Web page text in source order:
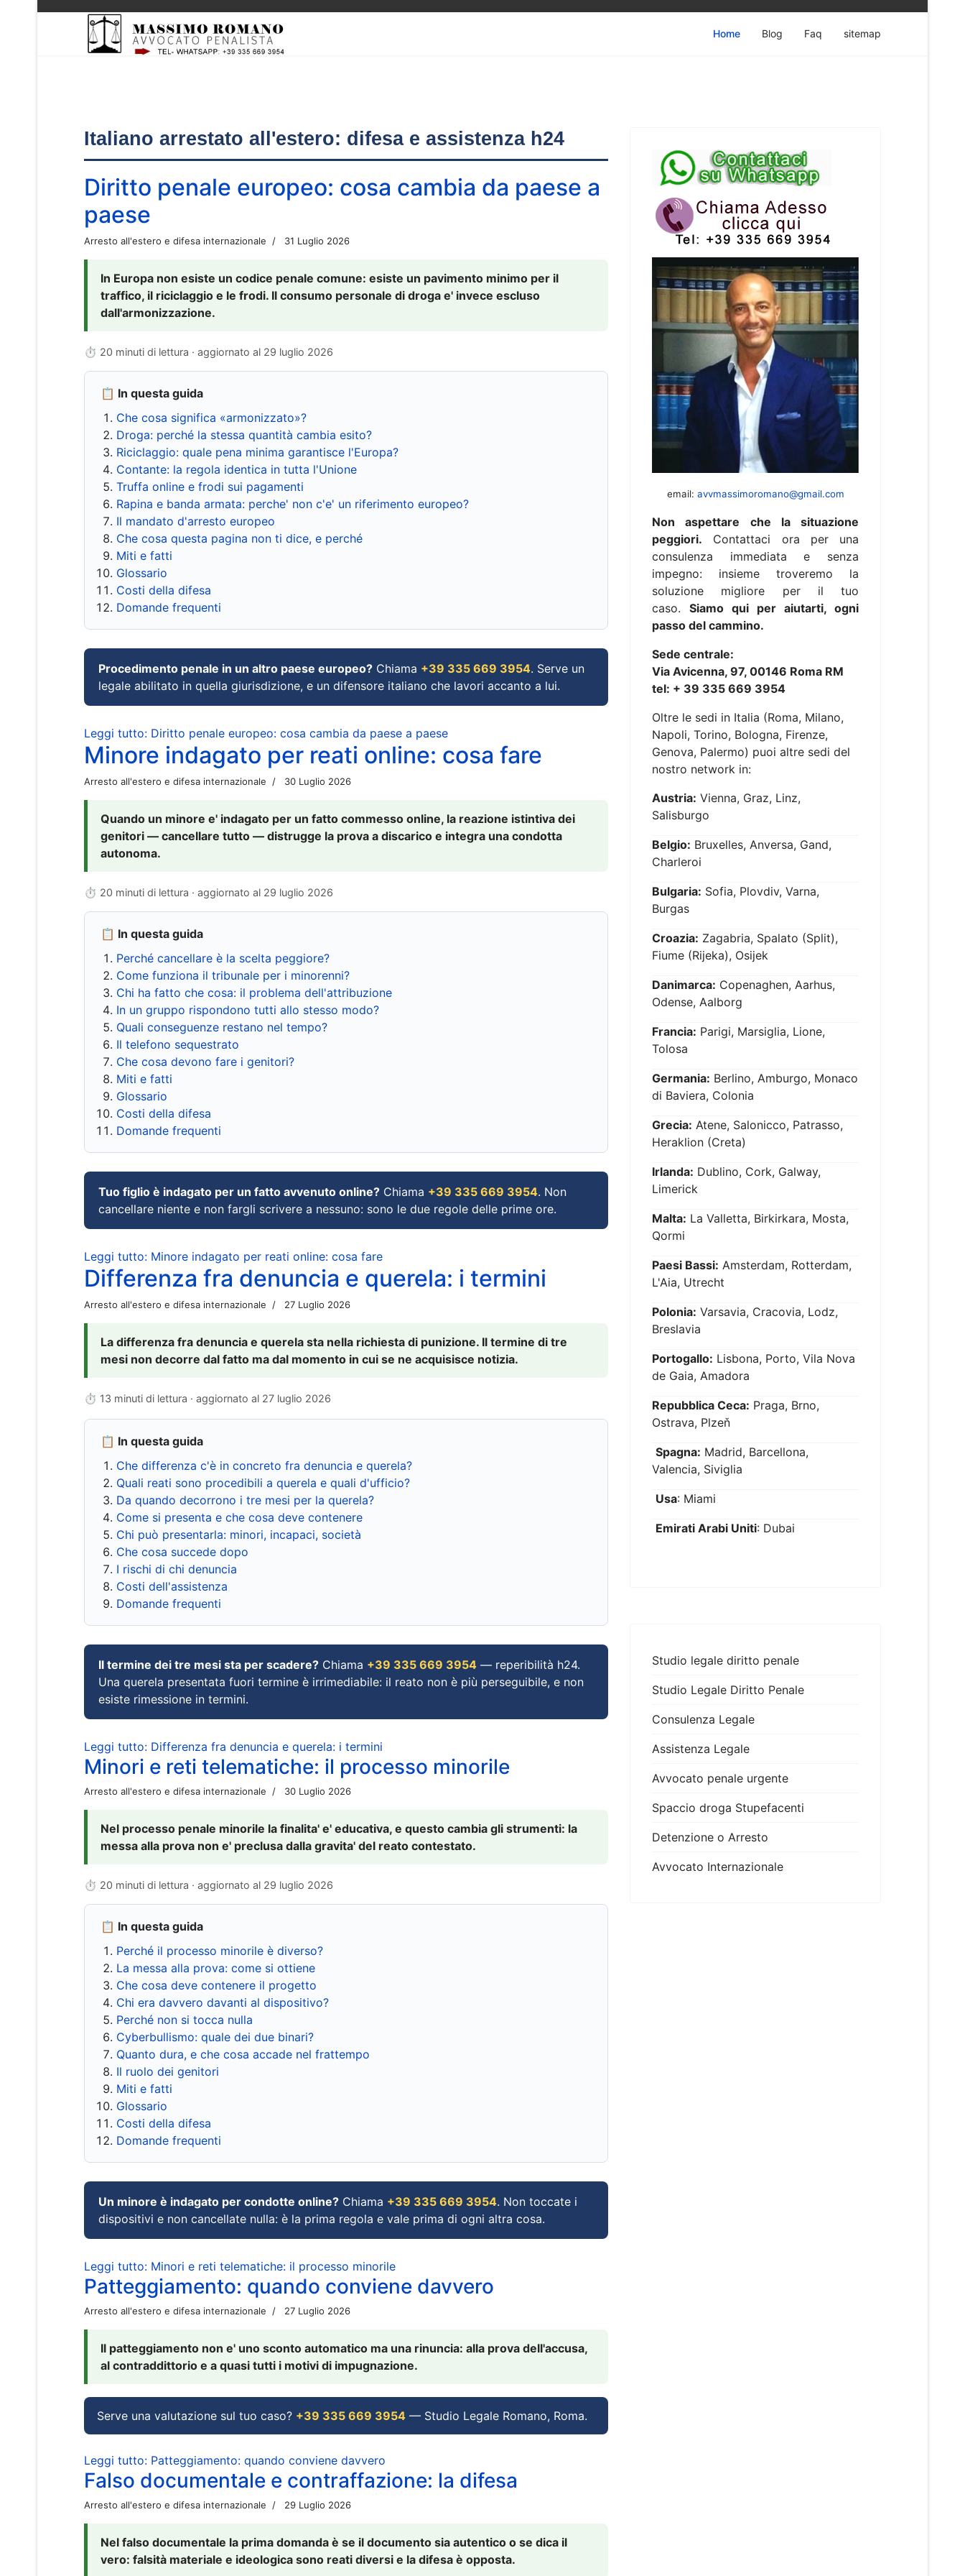
Home Blog Faq sitemap
Italiano arrestato all'estero: difesa e assistenza h24
Diritto penale europeo: cosa cambia da paese a
paese
Arresto all'estero e difesa internazionale 31 Luglio 2026
In Europa non esiste un codice penale comune: esiste un pavimento minimo per il
traffico, il riciclaggio e le frodi. Il consumo personale di droga e' invece escluso
dall'armonizzazione.
⏱ 20 minuti di lettura · aggiornato al 29 luglio 2026
📋 In questa guida
Che cosa significa «armonizzato»?
Droga: perché la stessa quantità cambia esito?
Riciclaggio: quale pena minima garantisce l'Europa?
Contante: la regola identica in tutta l'Unione
Truffa online e frodi sui pagamenti
Rapina e banda armata: perche' non c'e' un riferimento europeo?
Il mandato d'arresto europeo
Che cosa questa pagina non ti dice, e perché
Miti e fatti
Glossario
Costi della difesa
Domande frequenti
Procedimento penale in un altro paese europeo? Chiama +39 335 669 3954. Serve un
legale abilitato in quella giurisdizione, e un difensore italiano che lavori accanto a lui.
Leggi tutto: Diritto penale europeo: cosa cambia da paese a paese
Minore indagato per reati online: cosa fare
Arresto all'estero e difesa internazionale 30 Luglio 2026
Quando un minore e' indagato per un fatto commesso online, la reazione istintiva dei
genitori — cancellare tutto — distrugge la prova a discarico e integra una condotta
autonoma.
⏱ 20 minuti di lettura · aggiornato al 29 luglio 2026
📋 In questa guida
Perché cancellare è la scelta peggiore?
Come funziona il tribunale per i minorenni?
Chi ha fatto che cosa: il problema dell'attribuzione
In un gruppo rispondono tutti allo stesso modo?
Quali conseguenze restano nel tempo?
Il telefono sequestrato
Che cosa devono fare i genitori?
Miti e fatti
Glossario
Costi della difesa
Domande frequenti
Tuo figlio è indagato per un fatto avvenuto online? Chiama +39 335 669 3954. Non
cancellare niente e non fargli scrivere a nessuno: sono le due regole delle prime ore.
Leggi tutto: Minore indagato per reati online: cosa fare
Differenza fra denuncia e querela: i termini
Arresto all'estero e difesa internazionale 27 Luglio 2026
La differenza fra denuncia e querela sta nella richiesta di punizione. Il termine di tre
mesi non decorre dal fatto ma dal momento in cui se ne acquisisce notizia.
⏱ 13 minuti di lettura · aggiornato al 27 luglio 2026
📋 In questa guida
Che differenza c'è in concreto fra denuncia e querela?
Quali reati sono procedibili a querela e quali d'ufficio?
Da quando decorrono i tre mesi per la querela?
Come si presenta e che cosa deve contenere
Chi può presentarla: minori, incapaci, società
Che cosa succede dopo
I rischi di chi denuncia
Costi dell'assistenza
Domande frequenti
Il termine dei tre mesi sta per scadere? Chiama +39 335 669 3954 — reperibilità h24.
Una querela presentata fuori termine è irrimediabile: il reato non è più perseguibile, e non
esiste rimessione in termini.
Leggi tutto: Differenza fra denuncia e querela: i termini
Minori e reti telematiche: il processo minorile
Arresto all'estero e difesa internazionale 30 Luglio 2026
Nel processo penale minorile la finalita' e' educativa, e questo cambia gli strumenti: la
messa alla prova non e' preclusa dalla gravita' del reato contestato.
⏱ 20 minuti di lettura · aggiornato al 29 luglio 2026
📋 In questa guida
Perché il processo minorile è diverso?
La messa alla prova: come si ottiene
Che cosa deve contenere il progetto
Chi era davvero davanti al dispositivo?
Perché non si tocca nulla
Cyberbullismo: quale dei due binari?
Quanto dura, e che cosa accade nel frattempo
Il ruolo dei genitori
Miti e fatti
Glossario
Costi della difesa
Domande frequenti
Un minore è indagato per condotte online? Chiama +39 335 669 3954. Non toccate i
dispositivi e non cancellate nulla: è la prima regola e vale prima di ogni altra cosa.
Leggi tutto: Minori e reti telematiche: il processo minorile
Patteggiamento: quando conviene davvero
Arresto all'estero e difesa internazionale 27 Luglio 2026
Il patteggiamento non e' uno sconto automatico ma una rinuncia: alla prova dell'accusa,
al contraddittorio e a quasi tutti i motivi di impugnazione.
Serve una valutazione sul tuo caso? +39 335 669 3954 — Studio Legale Romano, Roma.
Leggi tutto: Patteggiamento: quando conviene davvero
Falso documentale e contraffazione: la difesa
Arresto all'estero e difesa internazionale 29 Luglio 2026
Nel falso documentale la prima domanda è se il documento sia autentico o se dica il
vero: falsità materiale e ideologica sono reati diversi e la difesa è opposta.
email: avvmassimoromano@gmail.com
Non aspettare che la situazione
peggiori. Contattaci ora per una
consulenza immediata e senza
impegno: insieme troveremo la
soluzione migliore per il tuo
caso. Siamo qui per aiutarti, ogni
passo del cammino.
Sede centrale:
Via Avicenna, 97, 00146 Roma RM
tel: + 39 335 669 3954
Oltre le sedi in Italia (Roma, Milano,
Napoli, Torino, Bologna, Firenze,
Genova, Palermo) puoi altre sedi del
nostro network in:
Austria: Vienna, Graz, Linz,
Salisburgo
Belgio: Bruxelles, Anversa, Gand,
Charleroi
Bulgaria: Sofia, Plovdiv, Varna,
Burgas
Croazia: Zagabria, Spalato (Split),
Fiume (Rijeka), Osijek
Danimarca: Copenaghen, Aarhus,
Odense, Aalborg
Francia: Parigi, Marsiglia, Lione,
Tolosa
Germania: Berlino, Amburgo, Monaco
di Baviera, Colonia
Grecia: Atene, Salonicco, Patrasso,
Heraklion (Creta)
Irlanda: Dublino, Cork, Galway,
Limerick
Malta: La Valletta, Birkirkara, Mosta,
Qormi
Paesi Bassi: Amsterdam, Rotterdam,
L'Aia, Utrecht
Polonia: Varsavia, Cracovia, Lodz,
Breslavia
Portogallo: Lisbona, Porto, Vila Nova
de Gaia, Amadora
Repubblica Ceca: Praga, Brno,
Ostrava, Plzeň
Spagna: Madrid, Barcellona,
Valencia, Siviglia
Usa: Miami
Emirati Arabi Uniti: Dubai
Studio legale diritto penale
Studio Legale Diritto Penale
Consulenza Legale
Assistenza Legale
Avvocato penale urgente
Spaccio droga Stupefacenti
Detenzione o Arresto
Avvocato Internazionale